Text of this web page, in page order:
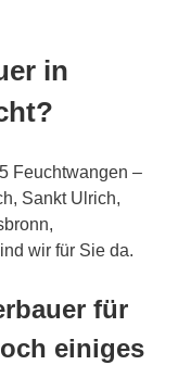
in
Feuchtwangen –
Sankt Ulrich,
wir für Sie da.
für
einiges